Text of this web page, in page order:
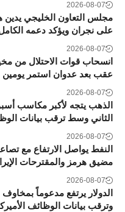
2026-08-07
مجلس التعاون الخليجي يدين
على نجران ويؤكد دعمه
2026-08-07
انسحاب قوات الاحتلال من
عقب بعد عدوان استمر يومين
2026-08-07
الذهب يتجه لأكبر مكاسب
الثاني وسط ترقب بيانات
2026-08-07
النفط يواصل الارتفاع مع
مضيق هرمز والمقترحات
2026-08-07
الدولار يرتفع مدعوماً
وترقب بيانات الوظائف